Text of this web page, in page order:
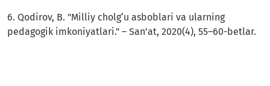
6. Qodirov, B. "Milliy cholg‘u asboblari va ularning
pedagogik imkoniyatlari." – San’at, 2020(4), 55–60-betlar.